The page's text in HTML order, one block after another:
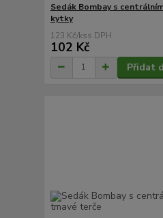
Sedák Bombay s
kytky
123 Kč/ks
102 Kč
Přidat